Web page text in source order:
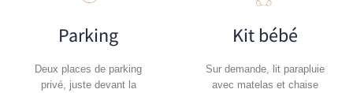
Parking
Deux places de parking
privé, juste devant la
Kit bébé
Sur demande, lit parapluie
avec matelas et chaise